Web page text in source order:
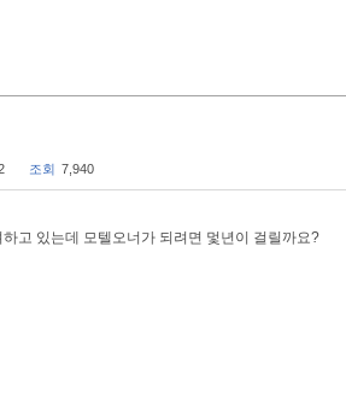
조회 7,940
고 있는데 모텔오너가 되려면 멏년이 걸릴까요?